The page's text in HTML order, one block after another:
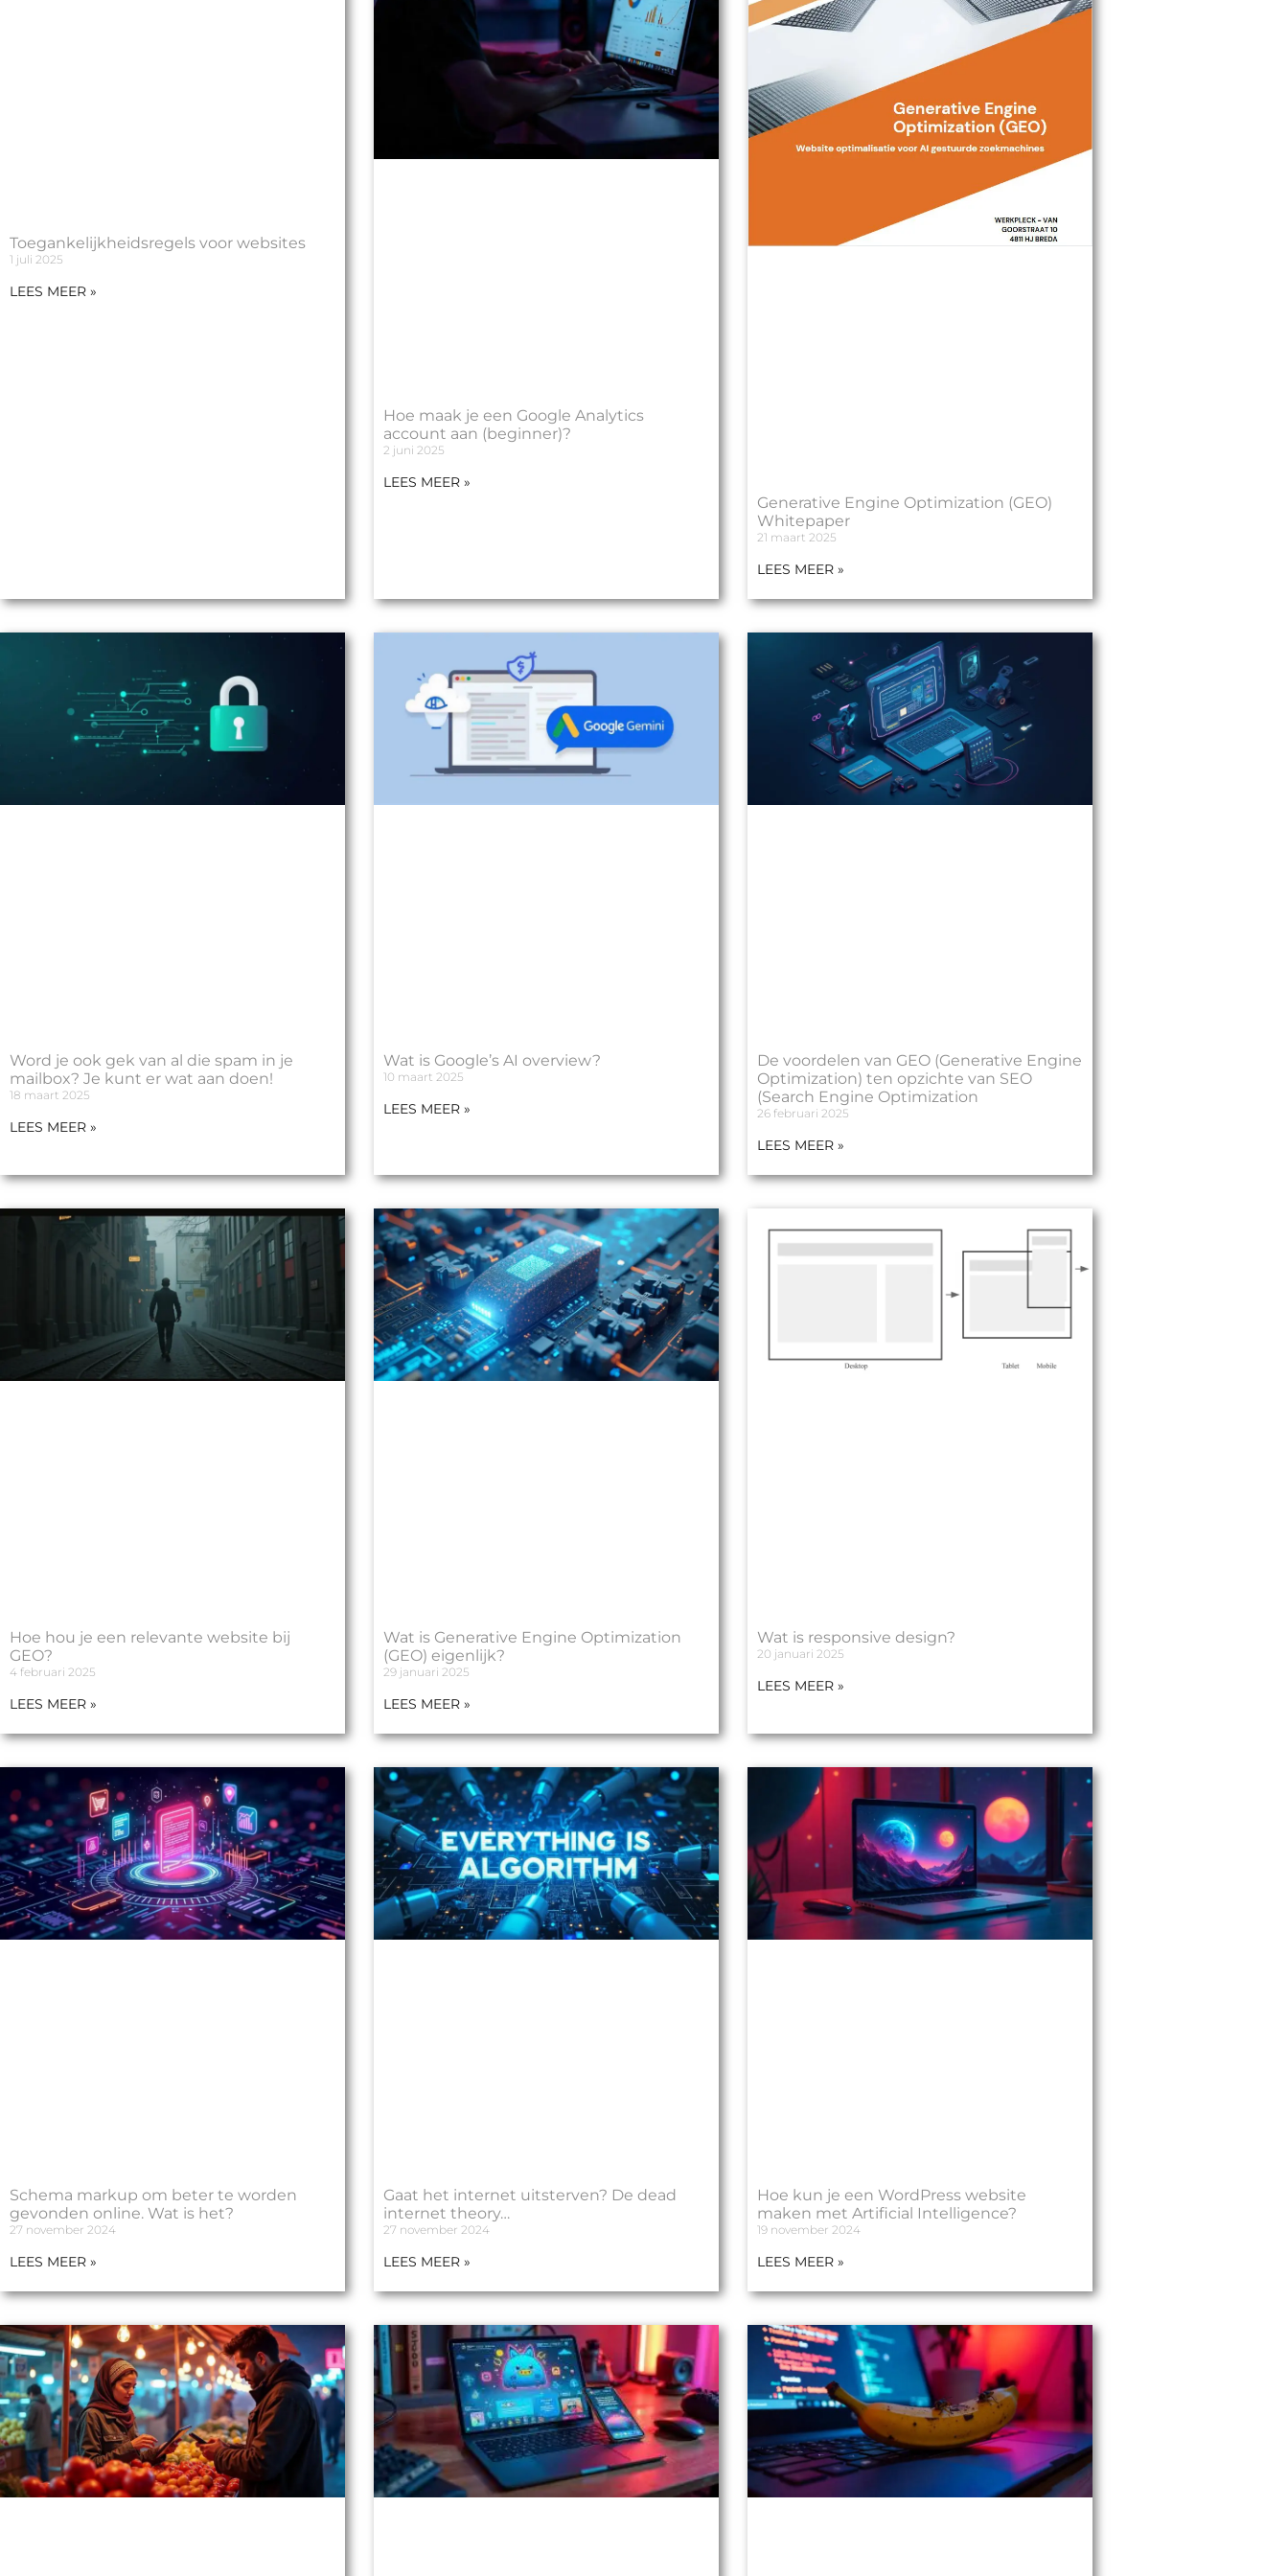
Toegankelijkheidsregels voor websites
1 juli 2025
LEES MEER »
Hoe maak je een Google Analytics
account aan (beginner)?
2 juni 2025
LEES MEER »
Generative Engine Optimization (GEO)
Whitepaper
21 maart 2025
LEES MEER »
Word je ook gek van al die spam in je
mailbox? Je kunt er wat aan doen!
18 maart 2025
LEES MEER »
Wat is Google’s AI overview?
10 maart 2025
LEES MEER »
De voordelen van GEO (Generative Engine
Optimization) ten opzichte van SEO
(Search Engine Optimization
26 februari 2025
LEES MEER »
Hoe hou je een relevante website bij
GEO?
4 februari 2025
LEES MEER »
Wat is Generative Engine Optimization
(GEO) eigenlijk?
29 januari 2025
LEES MEER »
Wat is responsive design?
20 januari 2025
LEES MEER »
Schema markup om beter te worden
gevonden online. Wat is het?
27 november 2024
LEES MEER »
Gaat het internet uitsterven? De dead
internet theory…
27 november 2024
LEES MEER »
Hoe kun je een WordPress website
maken met Artificial Intelligence?
19 november 2024
LEES MEER »